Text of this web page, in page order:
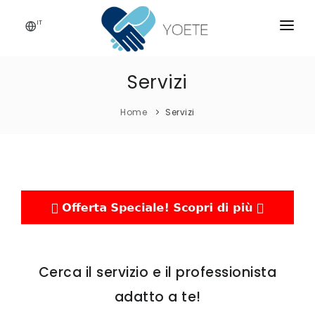
IT
CONTATTI
BLOG
Servizi
Home Servizi
Cerca il servizio e il professionista
adatto a te!